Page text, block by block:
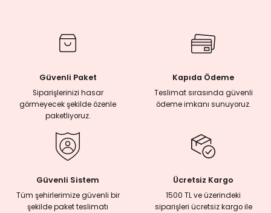
Güvenli Paket
Siparişlerinizi hasar
görmeyecek şekilde özenle
paketliyoruz.
Kapıda Ödeme
Teslimat sırasında güvenli
ödeme imkanı sunuyoruz.
Güvenli Sistem
Tüm şehirlerimize güvenli bir
şekilde paket teslimatı
Ücretsiz Kargo
1500 TL ve üzerindeki
siparişleri ücretsiz kargo ile